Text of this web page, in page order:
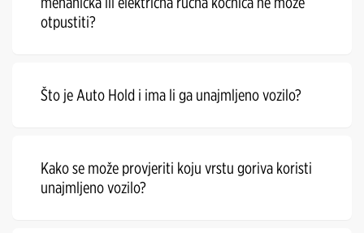
otpustiti?
Što je Auto Hold i ima li ga unajmljeno vozilo?
Kako se može provjeriti koju vrstu goriva koristi
unajmljeno vozilo?